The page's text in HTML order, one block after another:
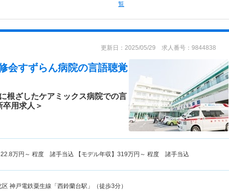
覧
更新日：2025/05/29 求人番号：9844838
会すずらん病院の言語聴覚
根ざしたケアミックス病院での言
用求人＞
22.8万円～ 程度 諸手当込 【モデル年収】 319万円～ 程度 諸手当込
区 神戸電鉄粟生線「西鈴蘭台駅」（徒歩3分）